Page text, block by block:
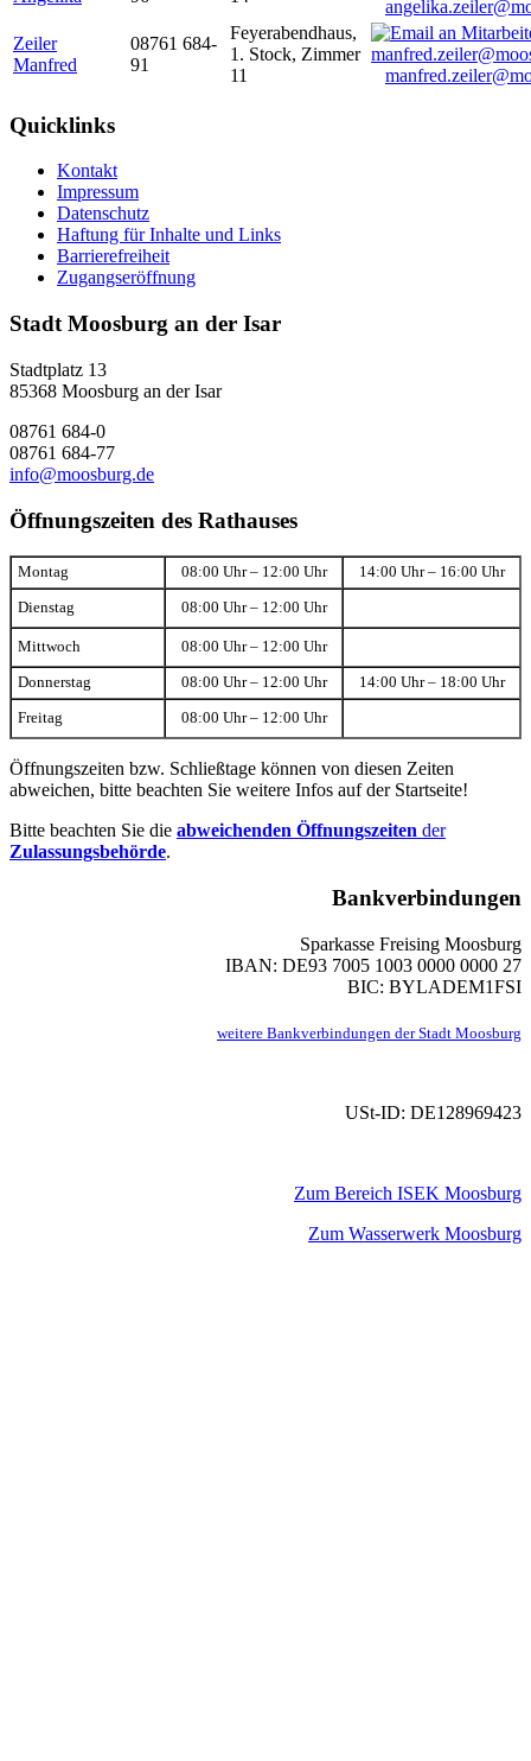
Zeiler
Manfred
08761 684-
91
Feyerabendhaus,
1. Stock, Zimmer
11
Quicklinks
Kontakt
Impressum
Datenschutz
Haftung für Inhalte und Links
Barrierefreiheit
Zugangseröffnung
Stadt Moosburg an der Isar
Stadtplatz 13
85368 Moosburg an der Isar
08761 684-0
08761 684-77
info@moosburg.de
Öffnungszeiten des Rathauses
Montag 08:00 Uhr – 12:00 Uhr 14:00 Uhr – 16:00 Uhr
Dienstag 08:00 Uhr – 12:00 Uhr
Mittwoch 08:00 Uhr – 12:00 Uhr
Donnerstag 08:00 Uhr – 12:00 Uhr 14:00 Uhr – 18:00 Uhr
Freitag 08:00 Uhr – 12:00 Uhr
Öffnungszeiten bzw. Schließtage können von diesen Zeiten
abweichen, bitte beachten Sie weitere Infos auf der Startseite!
Bitte beachten Sie die abweichenden Öffnungszeiten der
Zulassungsbehörde.
Bankverbindungen
Sparkasse Freising Moosburg
IBAN: DE93 7005 1003 0000 0000 27
BIC: BYLADEM1FSI
weitere Bankverbindungen der Stadt Moosburg
USt-ID: DE128969423
Zum Bereich ISEK Moosburg
Zum Wasserwerk Moosburg